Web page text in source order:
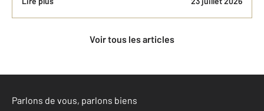
Voir tous les articles
Parlons de vous, parlons biens